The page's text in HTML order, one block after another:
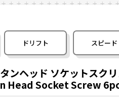
ドリフト スピード
ンヘッド ソケットスク
Head Socket Screw